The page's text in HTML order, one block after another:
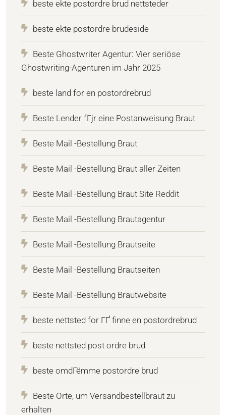
beste ekte postordre brud nettsteder
beste ekte postordre brudeside
Beste Ghostwriter Agentur: Vier seriöse
Ghostwriting-Agenturen im Jahr 2025
beste land for en postordrebrud
Beste Lender fГјr eine Postanweisung Braut
Beste Mail -Bestellung Braut
Beste Mail -Bestellung Braut aller Zeiten
Beste Mail -Bestellung Braut Site Reddit
Beste Mail -Bestellung Brautagentur
Beste Mail -Bestellung Brautseite
Beste Mail -Bestellung Brautseiten
Beste Mail -Bestellung Brautwebsite
beste nettsted for ГҐ finne en postordrebrud
beste nettsted post ordre brud
beste omdГёmme postordre brud
Beste Orte, um Versandbestellbraut zu
erhalten